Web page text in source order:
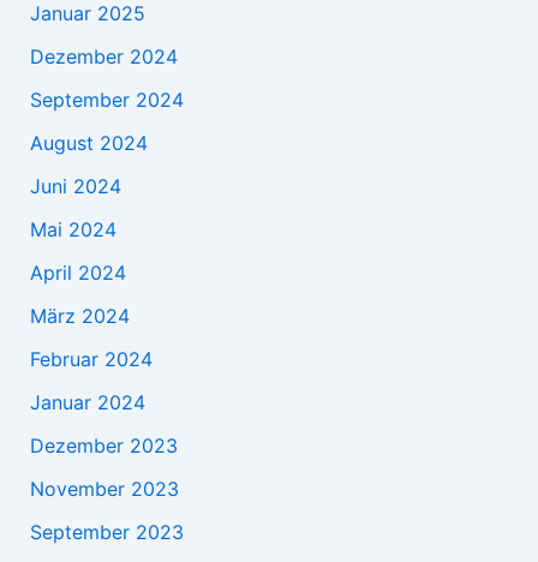
Januar 2025
Dezember 2024
September 2024
August 2024
Juni 2024
Mai 2024
April 2024
März 2024
Februar 2024
Januar 2024
Dezember 2023
November 2023
September 2023